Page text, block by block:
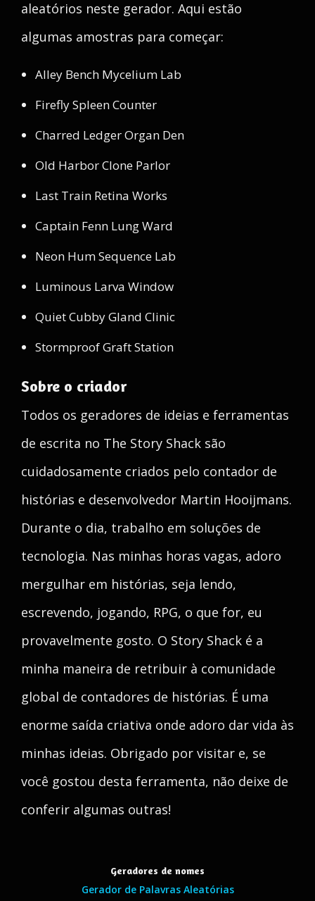
aleatórios neste gerador. Aqui estão
algumas amostras para começar:
Alley Bench Mycelium Lab
Firefly Spleen Counter
Charred Ledger Organ Den
Old Harbor Clone Parlor
Last Train Retina Works
Captain Fenn Lung Ward
Neon Hum Sequence Lab
Luminous Larva Window
Quiet Cubby Gland Clinic
Stormproof Graft Station
Sobre o criador
Todos os geradores de ideias e ferramentas
de escrita no The Story Shack são
cuidadosamente criados pelo contador de
histórias e desenvolvedor Martin Hooijmans.
Durante o dia, trabalho em soluções de
tecnologia. Nas minhas horas vagas, adoro
mergulhar em histórias, seja lendo,
escrevendo, jogando, RPG, o que for, eu
provavelmente gosto. O Story Shack é a
minha maneira de retribuir à comunidade
global de contadores de histórias. É uma
enorme saída criativa onde adoro dar vida às
minhas ideias. Obrigado por visitar e, se
você gostou desta ferramenta, não deixe de
conferir algumas outras!
Geradores de nomes
Gerador de Palavras Aleatórias